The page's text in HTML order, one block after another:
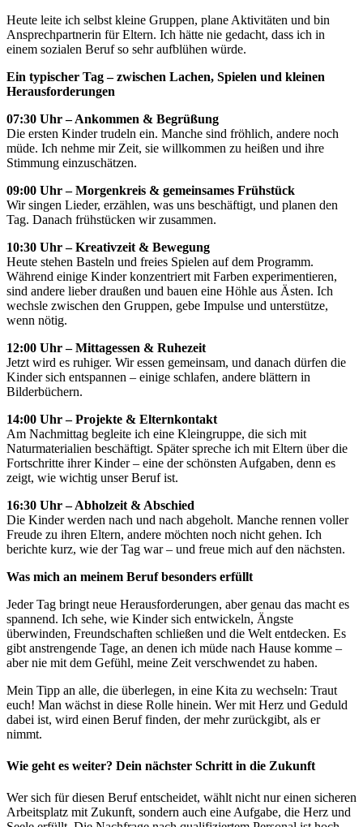
Heute leite ich selbst kleine Gruppen, plane Aktivitäten und bin
Ansprechpartnerin für Eltern. Ich hätte nie gedacht, dass ich in
einem sozialen Beruf so sehr aufblühen würde.
Ein typischer Tag – zwischen Lachen, Spielen und kleinen
Herausforderungen
07:30 Uhr – Ankommen & Begrüßung
Die ersten Kinder trudeln ein. Manche sind fröhlich, andere noch
müde. Ich nehme mir Zeit, sie willkommen zu heißen und ihre
Stimmung einzuschätzen.
09:00 Uhr – Morgenkreis & gemeinsames Frühstück
Wir singen Lieder, erzählen, was uns beschäftigt, und planen den
Tag. Danach frühstücken wir zusammen.
10:30 Uhr – Kreativzeit & Bewegung
Heute stehen Basteln und freies Spielen auf dem Programm.
Während einige Kinder konzentriert mit Farben experimentieren,
sind andere lieber draußen und bauen eine Höhle aus Ästen. Ich
wechsle zwischen den Gruppen, gebe Impulse und unterstütze,
wenn nötig.
12:00 Uhr – Mittagessen & Ruhezeit
Jetzt wird es ruhiger. Wir essen gemeinsam, und danach dürfen die
Kinder sich entspannen – einige schlafen, andere blättern in
Bilderbüchern.
14:00 Uhr – Projekte & Elternkontakt
Am Nachmittag begleite ich eine Kleingruppe, die sich mit
Naturmaterialien beschäftigt. Später spreche ich mit Eltern über die
Fortschritte ihrer Kinder – eine der schönsten Aufgaben, denn es
zeigt, wie wichtig unser Beruf ist.
16:30 Uhr – Abholzeit & Abschied
Die Kinder werden nach und nach abgeholt. Manche rennen voller
Freude zu ihren Eltern, andere möchten noch nicht gehen. Ich
berichte kurz, wie der Tag war – und freue mich auf den nächsten.
Was mich an meinem Beruf besonders erfüllt
Jeder Tag bringt neue Herausforderungen, aber genau das macht es
spannend. Ich sehe, wie Kinder sich entwickeln, Ängste
überwinden, Freundschaften schließen und die Welt entdecken. Es
gibt anstrengende Tage, an denen ich müde nach Hause komme –
aber nie mit dem Gefühl, meine Zeit verschwendet zu haben.
Mein Tipp an alle, die überlegen, in eine Kita zu wechseln: Traut
euch! Man wächst in diese Rolle hinein. Wer mit Herz und Geduld
dabei ist, wird einen Beruf finden, der mehr zurückgibt, als er
nimmt.
Wie geht es weiter? Dein nächster Schritt in die Zukunft
Wer sich für diesen Beruf entscheidet, wählt nicht nur einen sicheren
Arbeitsplatz mit Zukunft, sondern auch eine Aufgabe, die Herz und